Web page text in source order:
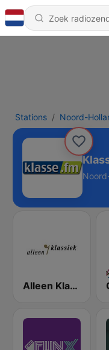
Stations Noord-
Alleen Klassiek